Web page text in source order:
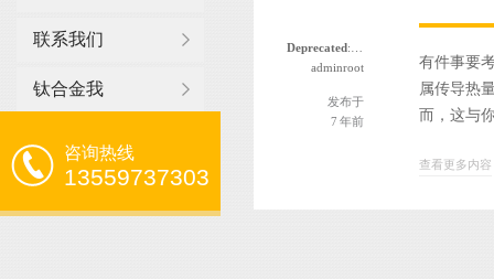
联系我们
钛合金我
咨询热线
13559737303
Deprecated : 函数 the_author_nickname 自版本 2.8.0 起已
adminroot
发布于
7 年前
有件事要
属传导热
而，这与
查看更多内容